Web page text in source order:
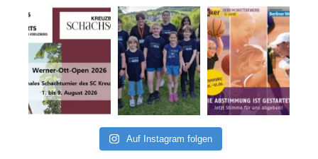
Auf Instagram folgen